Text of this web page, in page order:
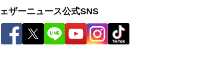
ザーニュース公式SNS